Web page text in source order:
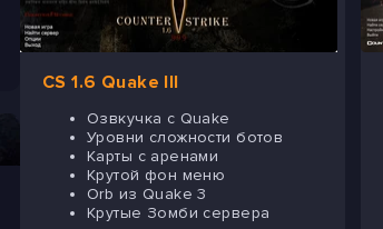
CS 1.6 Quake III
Озвкучка с Quake
Уровни сложности ботов
Карты с аренами
Крутой фон меню
Orb из Quake 3
Крутые Зомби сервера